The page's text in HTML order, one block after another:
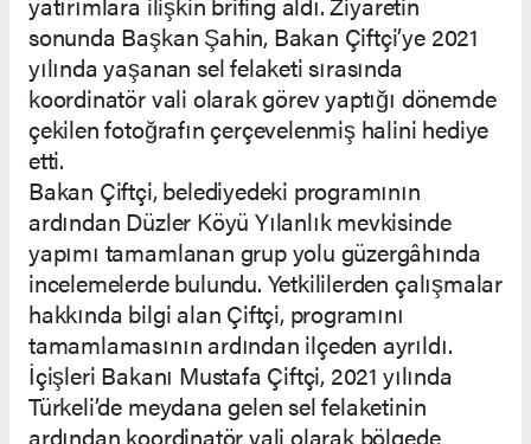
sonunda Başkan Şahin, Bakan Çiftçi’ye 2021
yılında yaşanan sel felaketi sırasında
koordinatör vali olarak görev yaptığı dönemde
çekilen fotoğrafın çerçevelenmiş halini hediye
etti.
Bakan Çiftçi, belediyedeki programının
ardından Düzler Köyü Yılanlık mevkisinde
yapımı tamamlanan grup yolu güzergâhında
incelemelerde bulundu. Yetkililerden çalışmalar
hakkında bilgi alan Çiftçi, programını
tamamlamasının ardından ilçeden ayrıldı.
İçişleri Bakanı Mustafa Çiftçi, 2021 yılında
Türkeli’de meydana gelen sel felaketinin
ardından koordinatör vali olarak bölgede